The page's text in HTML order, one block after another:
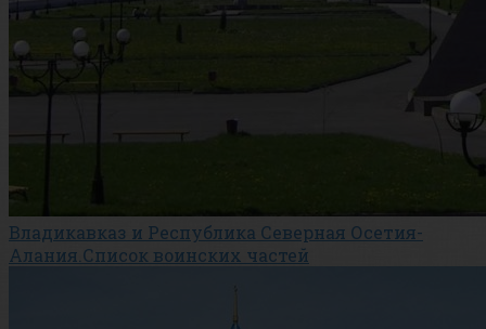
Владикавказ и Республика Северная Осетия-
Алания.Список воинских частей